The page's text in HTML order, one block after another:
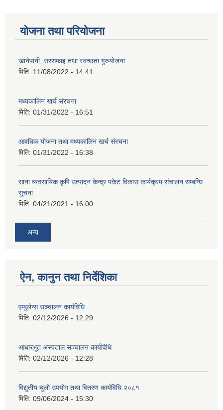
योजना तथा परियोजना
खानेपानी, सरसफाइ तथा स्वच्छता गुरुयोजना
मिति: 11/08/2022 - 14:41
मध्यकालिन खर्च संरचना
मिति: 01/31/2022 - 16:51
आवधिक योजना तथा मध्यकालिन खर्च संरचना
मिति: 01/31/2022 - 16:38
साना व्यवसायिक कृषि उत्पादन केन्द्र पकेट विकास कार्यक्रम संचालन सम्बन्धि
सुचना
मिति: 04/21/2021 - 16:00
अन्य
ऐन, कानुन तथा निर्देशिका
एम्बुलेन्स सञ्चालन कार्यविधि
मिति: 02/12/2026 - 12:29
आधारभूत अस्पताल सञ्चालन कार्यविधि
मिति: 02/12/2026 - 12:28
विद्युतीय चुलो उपयोग तथा वितरण कार्यविधि २०८१
मिति: 09/06/2024 - 15:30